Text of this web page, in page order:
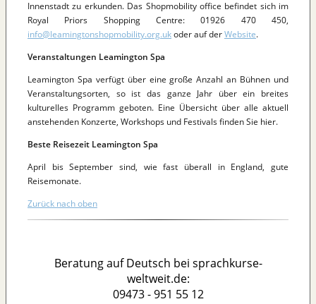
Innenstadt zu erkunden. Das Shopmobility office befindet sich im
Royal Priors Shopping Centre: 01926 470 450,
info@leamingtonshopmobility.org.ukoder auf derWebsite.
Veranstaltungen Leamington Spa
Leamington Spa verfügt über eine große Anzahl an Bühnen und
Veranstaltungsorten, so ist das ganze Jahr über ein breites
kulturelles Programm geboten. Eine Übersicht über alle aktuell
anstehenden Konzerte, Workshops und Festivals finden Sie hier.
Beste Reisezeit Leamington Spa
April bis September sind, wie fast überall in England, gute
Reisemonate.
Zurück nach oben
Beratung auf Deutsch bei sprachkurse-
weltweit.de:
09473 - 951 55 12